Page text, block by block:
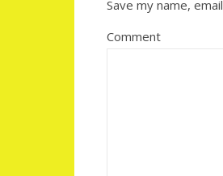
Save my name,
Comment